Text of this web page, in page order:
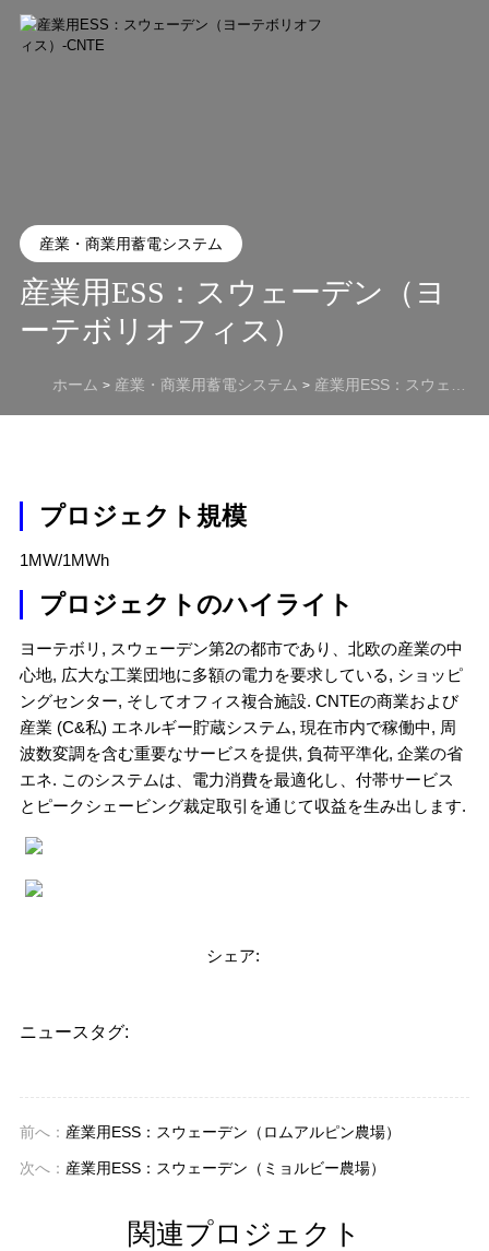
産業・商業用蓄電システム
産業用ESS：スウェーデン（ヨ
ーテボリオフィス）
ホーム > 産業・商業用蓄電システム > 産業用ESS：スウェーデン（ヨーテボリオフィス）
プロジェクト規模
1MW/1MWh
プロジェクトのハイライト
ヨーテボリ, スウェーデン第2の都市であり、北欧の産業の中
心地, 広大な工業団地に多額の電力を要求している, ショッピ
ングセンター, そしてオフィス複合施設. CNTEの商業および
産業 (C&私) エネルギー貯蔵システム, 現在市内で稼働中, 周
波数変調を含む重要なサービスを提供, 負荷平準化, 企業の省
エネ. このシステムは、電力消費を最適化し、付帯サービス
とピークシェービング裁定取引を通じて収益を生み出します.
シェア:
ニュースタグ:
前へ： 産業用ESS：スウェーデン（ロムアルピン農場）
次へ： 産業用ESS：スウェーデン（ミョルビー農場）
関連プロジェクト